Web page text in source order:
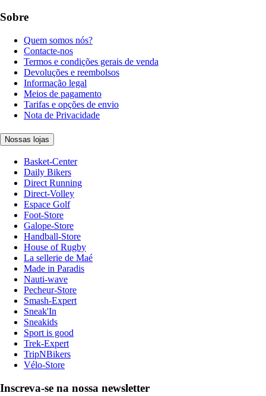
Sobre
Quem somos nós?
Contacte-nos
Termos e condições gerais de venda
Devoluções e reembolsos
Informação legal
Meios de pagamento
Tarifas e opções de envio
Nota de Privacidade
Nossas lojas
Basket-Center
Daily Bikers
Direct Running
Direct-Volley
Espace Golf
Foot-Store
Galope-Store
Handball-Store
House of Rugby
La sellerie de Maé
Made in Paradis
Nauti-wave
Pecheur-Store
Smash-Expert
Sneak'In
Sneakids
Sport is good
Trek-Expert
TripNBikers
Vélo-Store
Inscreva-se na nossa newsletter